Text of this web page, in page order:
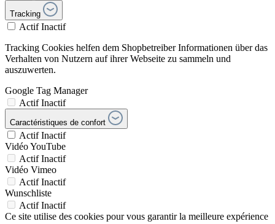
Tracking
Actif Inactif
Tracking Cookies helfen dem Shopbetreiber Informationen über das
Verhalten von Nutzern auf ihrer Webseite zu sammeln und
auszuwerten.
Google Tag Manager
Actif Inactif
Caractéristiques de confort
Actif Inactif
Vidéo YouTube
Actif Inactif
Vidéo Vimeo
Actif Inactif
Wunschliste
Actif Inactif
Ce site utilise des cookies pour vous garantir la meilleure expérience